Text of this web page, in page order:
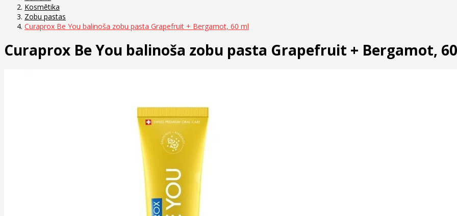
Kosmētika
Zobu pastas
Curaprox Be You balinoša zobu pasta Grapefruit + Bergamot, 60 ml
Curaprox Be You balinoša zobu pasta Grapefruit + Bergamot,